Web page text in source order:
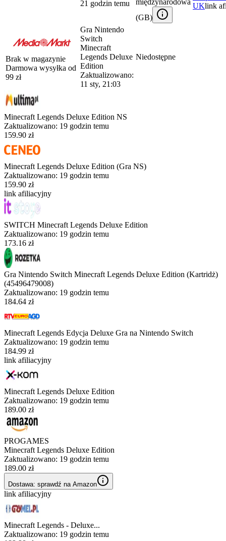
21 godzin temu
międzynarodowa
(GB)
UKlink
Brak w magazynie
Darmowa wysyłka od
99 zł
Gra Nintendo
Switch
Minecraft
Legends Deluxe
Edition
Zaktualizowano:
11 sty, 21:03
Niedostępne
Minecraft Legends Deluxe Edition NS
Zaktualizowano: 19 godzin temu
159.90 zł
Minecraft Legends Deluxe Edition (Gra NS)
Zaktualizowano: 19 godzin temu
159.90 zł
link afiliacyjny
SWITCH Minecraft Legends Deluxe Edition
Zaktualizowano: 19 godzin temu
173.16 zł
Gra Nintendo Switch Minecraft Legends Deluxe Edition (Kartridż)
(45496479008)
Zaktualizowano: 19 godzin temu
184.64 zł
Minecraft Legends Edycja Deluxe Gra na Nintendo Switch
Zaktualizowano: 19 godzin temu
184.99 zł
link afiliacyjny
Minecraft Legends Deluxe Edition
Zaktualizowano: 19 godzin temu
189.00 zł
PROGAMES
Minecraft Legends Deluxe Edition
Zaktualizowano: 19 godzin temu
189.00 zł
Dostawa: sprawdź na Amazon
link afiliacyjny
Minecraft Legends - Deluxe...
Zaktualizowano: 19 godzin temu